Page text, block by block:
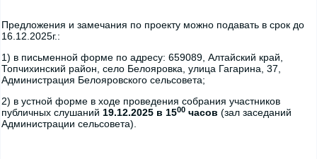
Предложения и замечания по проекту можно подавать в срок до
16.12.2025г.:
1) в письменной форме по адресу: 659089, Алтайский край,
Топчихинский район, село Белояровка, улица Гагарина, 37,
Администрация Белояровского сельсовета;
2) в устной форме в ходе проведения собрания участников
публичных слушаний 19.12.2025 в 1500 часов (зал заседаний
Администрации сельсовета).